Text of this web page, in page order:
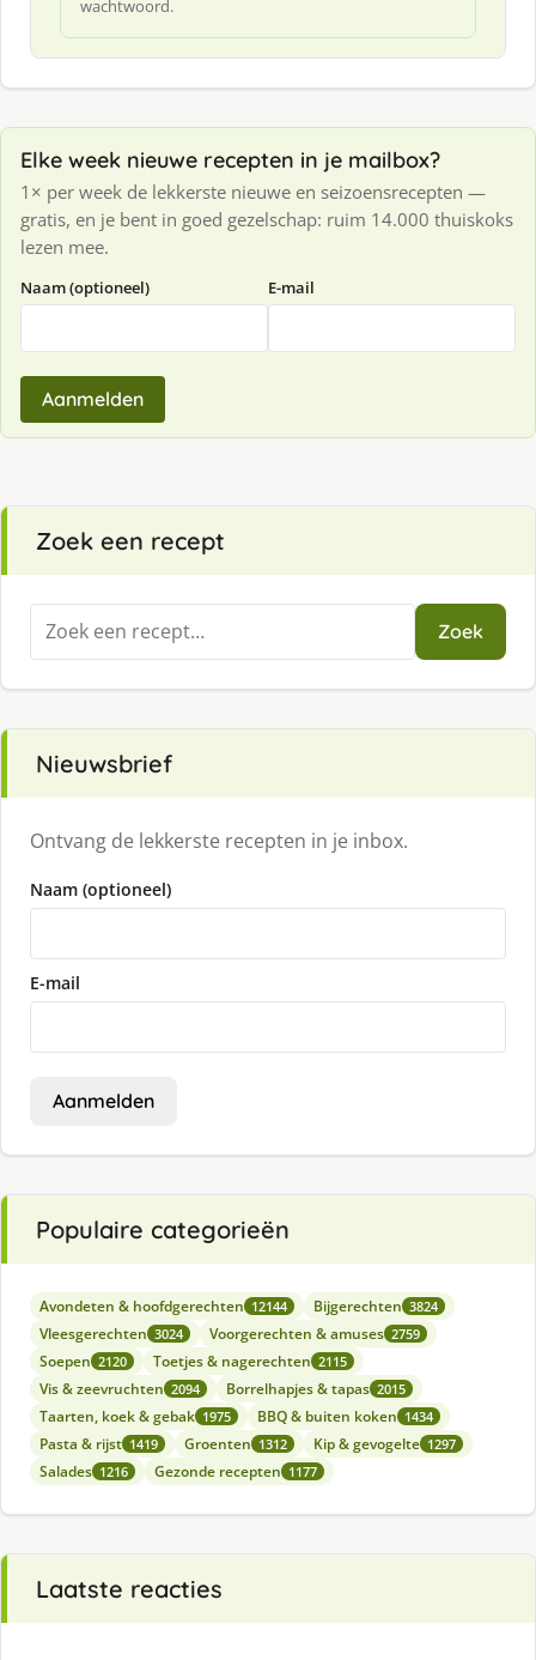
wachtwoord.
Elke week nieuwe recepten in je mailbox?
1× per week de lekkerste nieuwe en seizoensrecepten —
gratis, en je bent in goed gezelschap: ruim 14.000 thuiskoks
lezen mee.
Naam (optioneel) E-mail
Aanmelden
Zoek een recept
Zoeken
naar:
Zoek
Nieuwsbrief
Ontvang de lekkerste recepten in je inbox.
Naam (optioneel)
E-mail
Aanmelden
Populaire categorieën
Avondeten & hoofdgerechten 12144 Bijgerechten 3824
Vleesgerechten 3024 Voorgerechten & amuses 2759
Soepen 2120 Toetjes & nagerechten 2115
Vis & zeevruchten 2094 Borrelhapjes & tapas 2015
Taarten, koek & gebak 1975 BBQ & buiten koken 1434
Pasta & rijst 1419 Groenten 1312 Kip & gevogelte 1297
Salades 1216 Gezonde recepten 1177
Laatste reacties